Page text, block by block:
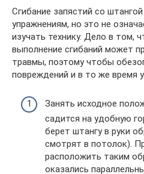
Сгибание запястий со
упражнениям, но это не
изучать технику. Дело в том,
выполнение сгибаний может
травмы, поэтому чтобы
повреждений и в то же время
Занять исходное
садится на удобную
берет штангу в руки
смотрят в потолок).
расположить таким
оказались